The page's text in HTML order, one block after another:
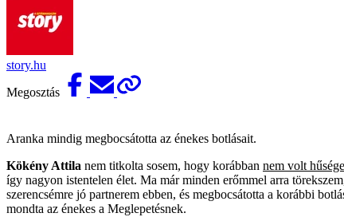
story.hu
Megosztás
Aranka mindig megbocsátotta az énekes botlásait.
Kökény Attila nem titkolta sosem, hogy korábban nem volt
így nagyon istentelen élet. Ma már minden erőmmel arra
szerencsémre jó partnerem ebben, és megbocsátotta a korábbi
mondta az énekes a Meglepetésnek.